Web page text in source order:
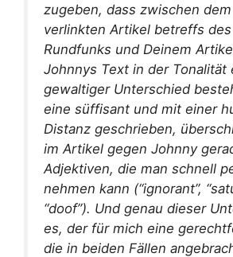
zugeben, dass zwischen
verlinkten Artikel betreffs
Rundfunks und Deinem
Johnnys Text in der Tonalität
gewaltiger Unterschied
eine süffisant und mit einer
Distanz geschrieben,
im Artikel gegen Johnny
Adjektiven, die man schnell
nehmen kann (“ignorant”,
“doof”). Und genau dieser
es, der für mich eine
die in beiden Fällen